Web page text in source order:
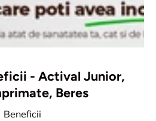
- Actival Junior,
Beres
Beneficii